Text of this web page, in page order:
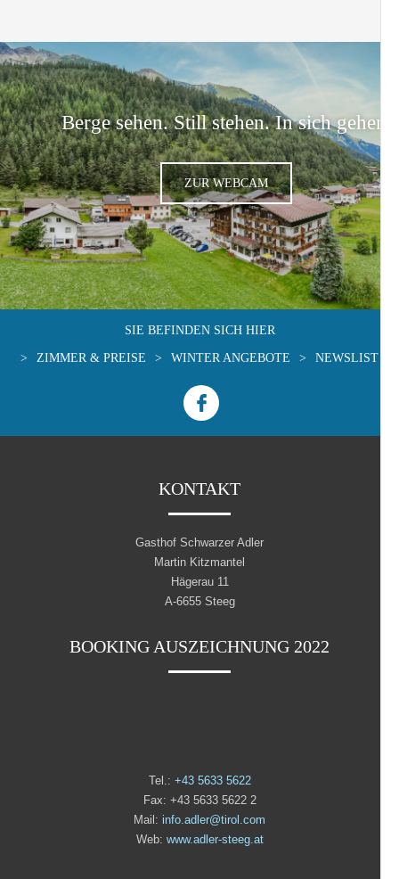
Berge sehen. Still stehen. In sich gehen.
ZUR WEBCAM
SIE BEFINDEN SICH HIER
> ZIMMER & PREISE > WINTER ANGEBOTE > NEWSLIST
KONTAKT
Gasthof Schwarzer Adler
Martin Kitzmantel
Hägerau 11
A-6655 Steeg
BOOKING AUSZEICHNUNG 2022
Tel.: +43 5633 5622
Fax: +43 5633 5622 2
Mail: info.adler@tirol.com
Web: www.adler-steeg.at